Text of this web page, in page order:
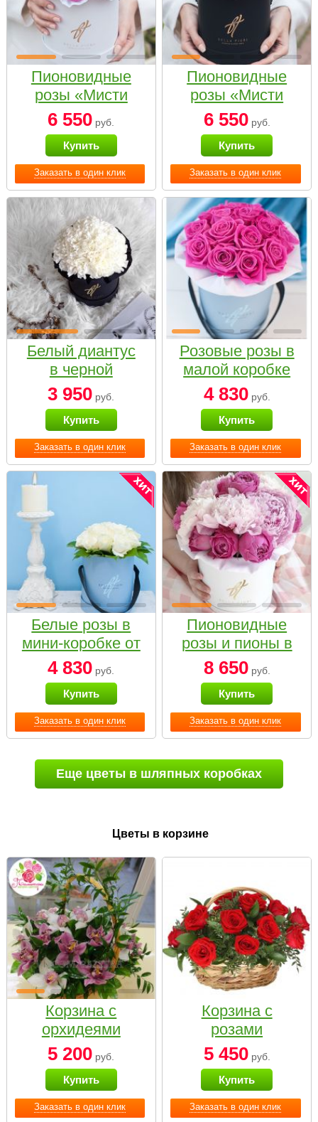
Заказать в один клик
Пионовидные
розы «Мисти
бабблс» в белой
коробке Small
6 550 руб.
Купить
Заказать в один клик
Пионовидные
розы «Мисти
бабблс» в
черной коробке
Small
6 550руб.
Купить
Заказать в один клик
Белый диантус
в черной
коробке Small
3 950 руб.
Купить
Заказать в один клик
Розовые розы в
малой коробке
4 830руб.
Купить
Заказать в один клик
Белые розы в
мини-коробке от
Bella Fiori
4 830 руб.
Купить
Заказать в один клик
Пионовидные
розы и пионы в
белой коробке
Small
8 650руб.
Купить
Еще цветы в шляпных коробках
Цветы в корзине
Заказать в один клик
Корзина с
орхидеями
малая
5 200 руб.
Купить
Заказать в один клик
Корзина с
розами
«Красный
Париж»
5 450руб.
Купить